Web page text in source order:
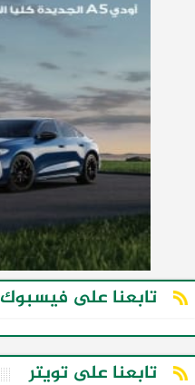
تابعنا على فيسبوك
تابعنا على تويتر